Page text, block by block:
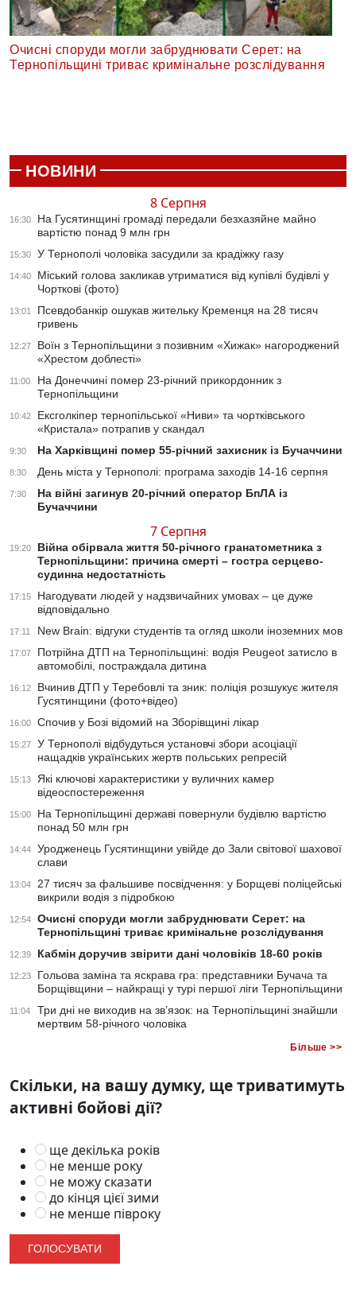
Очисні споруди могли забруднювати Серет: на
Тернопільщині триває кримінальне розслідування
НОВИНИ
8 Серпня
16:30
На Гусятинщині громаді передали безхазяйне майно
вартістю понад 9 млн грн
15:30 У Тернополі чоловіка засудили за крадіжку газу
14:40
Міський голова закликав утриматися від купівлі будівлі у
Чорткові (фото)
13:01
Псевдобанкір ошукав жительку Кременця на 28 тисяч
гривень
12:27
Воїн з Тернопільщини з позивним «Хижак» нагороджений
«Хрестом доблесті»
11:00
На Донеччині помер 23-річний прикордонник з
Тернопільщини
10:42
Ексголкіпер тернопільської «Ниви» та чортківського
«Кристала» потрапив у скандал
9:30 На Харківщині помер 55-річний захисник із Бучаччини
8:30 День міста у Тернополі: програма заходів 14-16 серпня
7:30
На війні загинув 20-річний оператор БпЛА із
Бучаччини
7 Серпня
19:20
Війна обірвала життя 50-річного гранатометника з
Тернопільщини: причина смерті – гостра серцево-
судинна недостатність
17:15
Нагодувати людей у надзвичайних умовах – це дуже
відповідально
17:11 New Brain: відгуки студентів та огляд школи іноземних мов
17:07
Потрійна ДТП на Тернопільщині: водія Peugeot затисло в
автомобілі, постраждала дитина
16:12
Вчинив ДТП у Теребовлі та зник: поліція розшукує жителя
Гусятинщини (фото+відео)
16:00 Спочив у Бозі відомий на Зборівщині лікар
15:27
У Тернополі відбудуться установчі збори асоціації
нащадків українських жертв польських репресій
15:13
Які ключові характеристики у вуличних камер
відеоспостереження
15:00
На Тернопільщині державі повернули будівлю вартістю
понад 50 млн грн
14:44
Уродженець Гусятинщини увійде до Зали світової шахової
слави
13:04
27 тисяч за фальшиве посвідчення: у Борщеві поліцейські
викрили водія з підробкою
12:54
Очисні споруди могли забруднювати Серет: на
Тернопільщині триває кримінальне розслідування
12:39 Кабмін доручив звірити дані чоловіків 18-60 років
12:23
Гольова заміна та яскрава гра: представники Бучача та
Борщівщини – найкращі у турі першої ліги Тернопільщини
11:04
Три дні не виходив на зв’язок: на Тернопільщині знайшли
мертвим 58-річного чоловіка
Більше >>
Скільки, на вашу думку, ще триватимуть
активні бойові дії?
ще декілька років
не менше року
не можу сказати
до кінця цієї зими
не менше півроку